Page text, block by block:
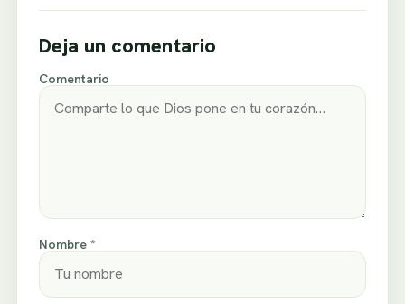
Deja un comentario
Comentario
Nombre *